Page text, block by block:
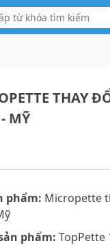
THAY
MỸ
phẩm: Micropette
phẩm: TopPette